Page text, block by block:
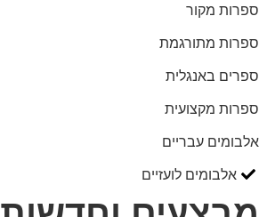
ספרות מקור
ספרות מתורגמת
ספרים באנגלית
ספרות מקצועית
אלבומים עבריים
אלבומים לועזיים